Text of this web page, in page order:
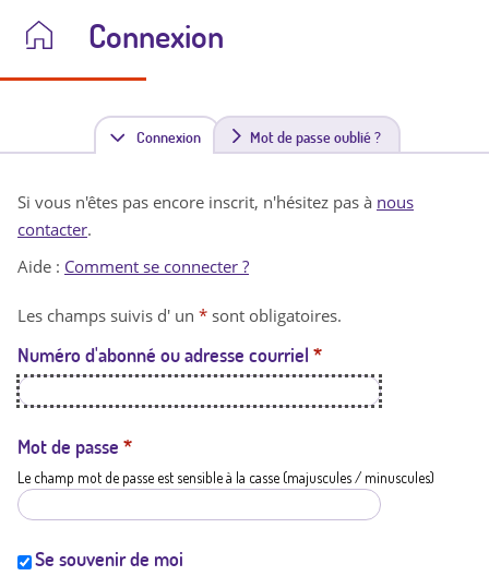
Connexion
Connexion(
n
t
a
t
i
Mot de passe oublié ?
Si vous n'êtes pas encore inscrit, n'hésitez pas à nous
contacter.
Aide : Comment se connecter ?
Les champs suivis d' un * sont obligatoires.
Numéro d'abonné ou adresse courriel *
Mot de passe *
Le champ mot de passe est sensible à la casse (majuscules / minuscules)
Se souvenir de moi